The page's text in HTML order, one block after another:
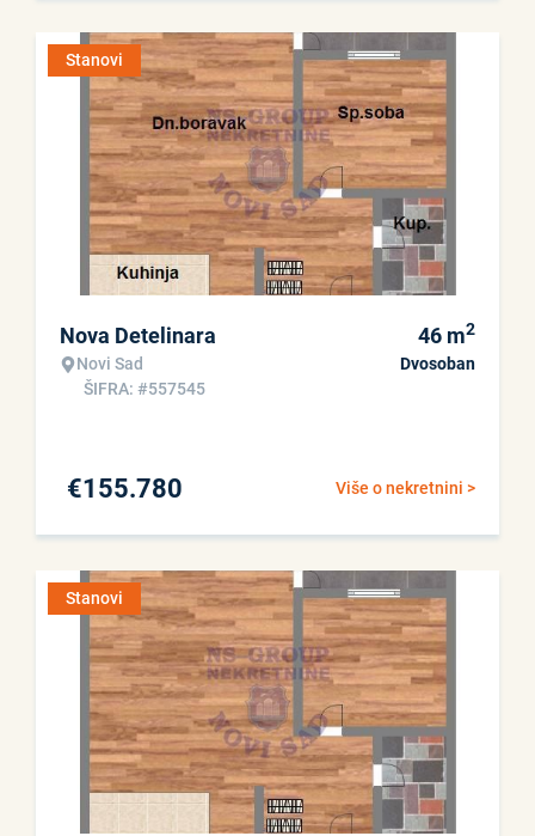
Stanovi
Nova Detelinara
Novi Sad
ŠIFRA: #557545
46 m2
Dvosoban
Više o nekretnini >
€155.780
Stanovi